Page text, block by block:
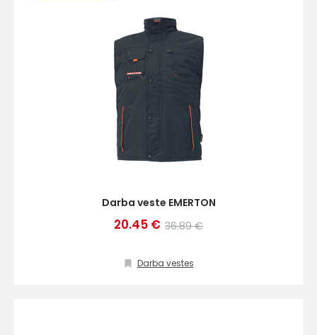
Darba veste EMERTON
20.45 € 36.89 €
Darba vestes